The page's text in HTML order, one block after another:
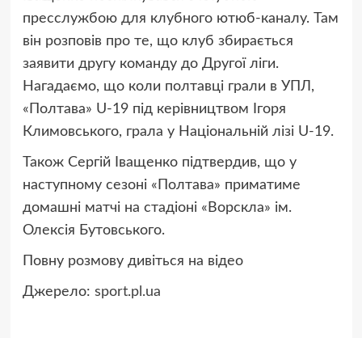
пресслужбою для клубного ютюб-каналу. Там
він розповів про те, що клуб збирається
заявити другу команду до Другої ліги.
Нагадаємо, що коли полтавці грали в УПЛ,
«Полтава» U-19 під керівництвом Ігоря
Климовського, грала у Національній лізі U-19.
Також Сергій Іващенко підтвердив, що у
наступному сезоні «Полтава» приматиме
домашні матчі на стадіоні «Ворскла» ім.
Олексія Бутовського.
Повну розмову дивіться на відео
Джерело: sport.pl.ua